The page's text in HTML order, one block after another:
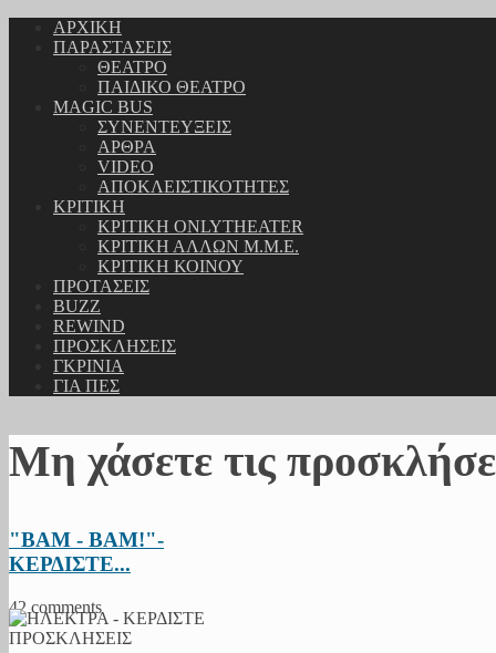
ΑΡΧΙΚΗ
ΠΑΡΑΣΤΑΣΕΙΣ
ΘΕΑΤΡΟ
ΠΑΙΔΙΚΟ ΘΕΑΤΡΟ
MAGIC BUS
ΣΥΝΕΝΤΕΥΞΕΙΣ
ΑΡΘΡΑ
VIDEO
ΑΠΟΚΛΕΙΣΤΙΚΟΤΗΤΕΣ
ΚΡΙΤΙΚΗ
ΚΡΙΤΙΚΗ ONLYTHEATER
ΚΡΙΤΙΚΗ ΑΛΛΩΝ Μ.Μ.Ε.
ΚΡΙΤΙΚΗ ΚΟΙΝΟΥ
ΠΡΟΤΑΣΕΙΣ
BUZZ
REWIND
ΠΡΟΣΚΛΗΣΕΙΣ
ΓΚΡΙΝΙΑ
ΓΙΑ ΠΕΣ
Μη χάσετε τις
"BAM - BAM!"-
ΚΕΡΔΙΣΤΕ...
42 comments